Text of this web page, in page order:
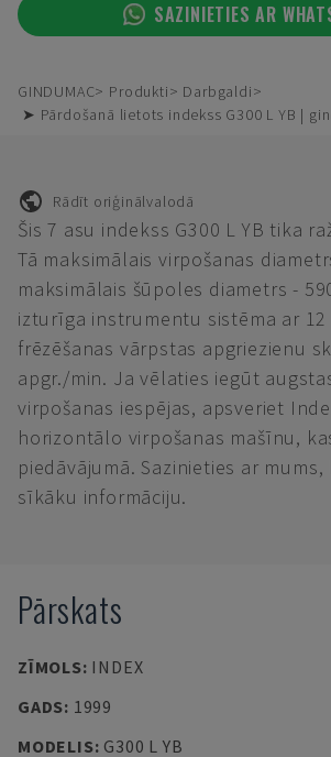
SAZINIETIES AR
GINDUMAC Produkti
Darbgaldi
➤ Pārdošanā lietots indekss G300 L YB |
Rādīt oriģinālvalodā
Šis 7 asu indekss G300 L YB tika
Tā maksimālais virpošanas
maksimālais šūpoles diametrs -
izturīga instrumentu sistēma ar 12
frēzēšanas vārpstas apgriezienu
apgr./min. Ja vēlaties iegūt
virpošanas iespējas, apsveriet
horizontālo virpošanas mašīnu,
piedāvājumā. Sazinieties ar
sīkāku informāciju.
Pārskats
ZĪMOLS: INDEX
GADS: 1999
MODELIS: G300 L YB